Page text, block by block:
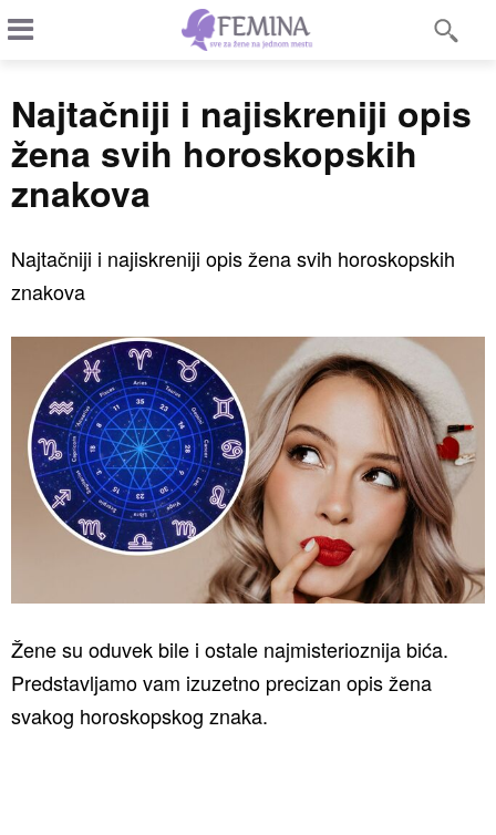
Najtačniji i najiskreniji opis
žena svih horoskopskih
znakova
Najtačniji i najiskreniji opis žena svih horoskopskih
znakova
Žene su oduvek bile i ostale najmisterioznija bića.
Predstavljamo vam izuzetno precizan opis žena
svakog horoskopskog znaka.